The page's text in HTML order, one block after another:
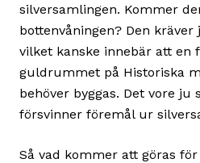
silversamlingen. Kommer
bottenvåningen? Den
vilket kanske innebär att en
guldrummet på Historiska
behöver byggas. Det vore
försvinner föremål ur
Så vad kommer att göras